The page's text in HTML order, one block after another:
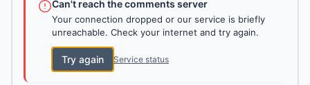
Can't reach the comments server
Your connection dropped or our service is briefly
unreachable. Check your internet and try again.
Try again Service status